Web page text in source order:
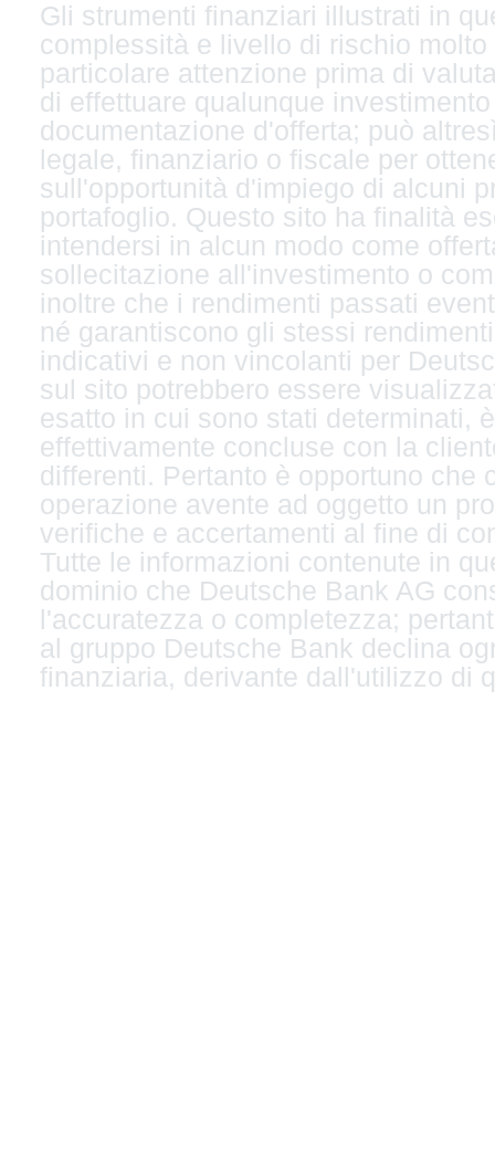
Gli strumenti finanziari illustrati in
complessità e livello di rischio
particolare attenzione prima di
di effettuare qualunque
documentazione d'offerta; può
legale, finanziario o fiscale per
sull'opportunità d'impiego di alcuni
portafoglio. Questo sito ha finalità
intendersi in alcun modo come
sollecitazione all'investimento o
inoltre che i rendimenti passati
né garantiscono gli stessi
indicativi e non vincolanti per
sul sito potrebbero essere
esatto in cui sono stati determinati,
effettivamente concluse con la
differenti. Pertanto è opportuno che
operazione avente ad oggetto un
verifiche e accertamenti al fine di
Tutte le informazioni contenute in
dominio che Deutsche Bank AG
l'accuratezza o completezza;
al gruppo Deutsche Bank declina
finanziaria, derivante dall'utilizzo di